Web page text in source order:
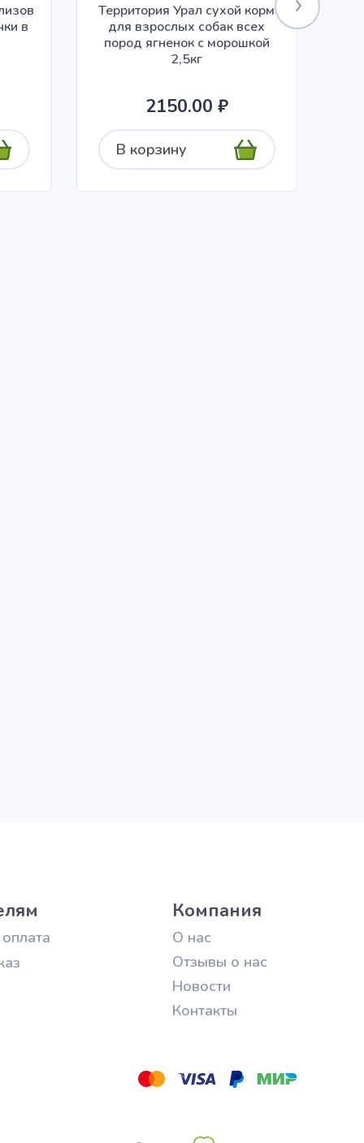
в
Территория Урал сухой корм
для взрослых собак всех
пород ягненок с морошкой
2,5кг
2150.00 ₽
В корзину
Компания
О нас
Отзывы о нас
Новости
Контакты